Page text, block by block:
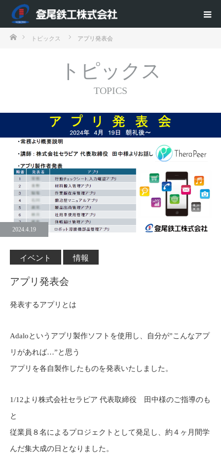
ホームトピックス アプリ発表会
トピックス
TOPICS
2024.4.19
イベント 情報
アプリ発表会
発表するアプリとは
Adaloというアプリ製作ソフトを使用し、自分が”こんなアプ
リがあれば…”と思う
アプリを各自製作したものを発表いたしました。
1/12より株式会社セラピア 代表取締役 田中様のご指導のも
と
従業員８名によるプロジェクトとして発足し、約４ヶ月間学
んだ集大成の日となりました。